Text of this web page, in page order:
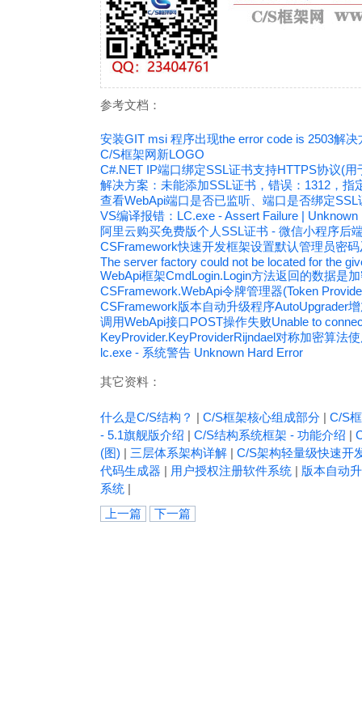
参考文档：
安装GIT msi 程序出现the error code is 2503解决
C/S框架网新LOGO
C#.NET IP端口绑定SSL证书支持HTTPS协议(
解决方案：未能添加SSL证书，错误：1312，
查看WebApi端口是否已监听、端口是否绑定SSL
VS编译报错：LC.exe - Assert Failure | Unknown
阿里云购买免费版个人SSL证书 - 微信小程序后
CSFramework快速开发框架设置默认管理员密
The server factory could not be located for the
WebApi框架CmdLogin.Login方法返回的数据是
CSFramework.WebApi令牌管理器(Token
CSFramework版本自动升级程序AutoUpgrader
调用WebApi接口POST操作失败Unable to
KeyProvider.KeyProviderRijndael对称加密算法
lc.exe - 系统警告 Unknown Hard Error
其它资料：
什么是C/S结构？ | C/S框架核心组成部分 | C/S
- 5.1旗舰版介绍 | C/S结构系统框架 - 功能介绍 |
(图) | 三层体系架构详解 | C/S架构轻量级快速开
代码生成器 | 用户授权注册软件系统 | 版本自动
系统 |
上一篇
下一篇